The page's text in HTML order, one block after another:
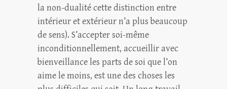
la non-dualité cette distinction entre
intérieur et extérieur n’a plus beaucoup
de sens). S’accepter soi-même
inconditionnellement, accueillir avec
bienveillance les parts de soi que l’on
aime le moins, est une des choses les